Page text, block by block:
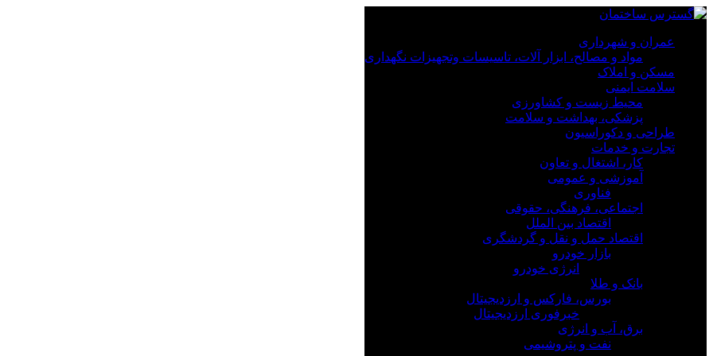
عمران و شهرداری
مواد و مصالح، ابزار آلات، تاسیسات وتجهیزات نگهداری
مسکن و املاک
سلامت ایمنی
محیط زیست و کشاورزی
پزشکی، بهداشت و سلامت
طراحی و دکوراسیون
تجارت و خدمات
کار، اشتغال و تعاون
آموزشی و عمومی
فناوری
اجتماعی، فرهنگی، حقوقی
اقتصاد بین الملل
اقتصاد حمل و نقل و گردشگری
بازار خودرو
انرژی خودرو
بانک و طلا
بورس، فارکس و ارزدیجیتال
خبرفوری ارزدیجیتال
برق، آب و انرژی
نفت و پتروشیمی
×
عمران و شهرداری
مواد و مصالح، ابزار آلات، تاسیسات وتجهیزات نگهداری
مسکن و املاک
سلامت ایمنی
محیط زیست و کشاورزی
پزشکی، بهداشت و سلامت
طراحی و دکوراسیون
تجارت و خدمات
کار، اشتغال و تعاون
آموزشی و عمومی
فناوری
اجتماعی، فرهنگی، حقوقی
اقتصاد بین الملل
اقتصاد حمل و نقل و گردشگری
بازار خودرو
بانک و طلا
بورس، فارکس و ارزدیجیتال
خبرفوری ارزدیجیتال
برق، آب و انرژی